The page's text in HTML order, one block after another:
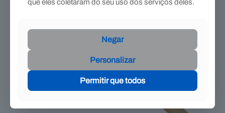
opções
na
do
produto
que eles coletaram do seu uso dos serviços deles.
Negar
Personalizar
Permitir que todos